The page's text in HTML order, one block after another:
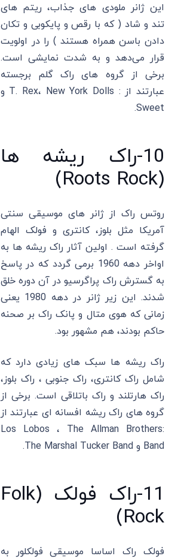
این ژانر ملودی ‌های جذاب، ریتم‌ های
تند و شاد ( که با رقص و پایکوبی و تکان
دادن باسن همراه هستند ) را در اولویت
قرار می‌دهد و به شدت نمایشی است.
برخی از گروه‌ های راک گلم برجسته
عبارتند از : T. Rex، New York Dolls و
Sweet.
10-راک ریشه ها
(Roots Rock)
روتس راک از ژانر های موسیقی سنتی
آمریکا مثل بلوز، کانتری و فولک الهام
گرفته است . اولین آثار راک ریشه ها به
اواخر دهه 1960 برمی گردد که در پاسخ
به گسترش راک پراگرسیو در آن دوره خلق
شدند. این زیر ژانر در دهه 1980 یعنی
زمانی که هوی متال و پانک راک بر صحنه
حاکم بودند، هم مشهور بود.
راک ریشه ها سبک های زیادی دارد که
شامل راک کانتری، راک جنوبی ، راک بلوز،
راک هارتلند و راک باتلاقی است. برخی از
گروه ‌های راک ریشه افسانه ‌ای عبارتند از
:Los Lobos ، The Allman Brothers
Band و The Marshal Tucker Band.
11-راک فولک (Folk
Rock)
فولک راک اساسا موسیقی فولکلور به